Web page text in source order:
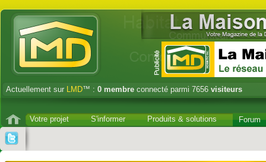
Actuellement sur LMD™ : 0 membre connecté parmi 7656 visiteurs
Votre projet S'informer Produits & solutions Forum